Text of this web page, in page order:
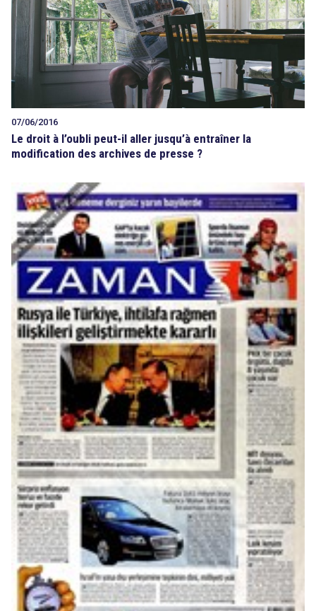
07/06/2016
Le droit à l’oubli peut-il aller jusqu’à entraîner la
modification des archives de presse ?